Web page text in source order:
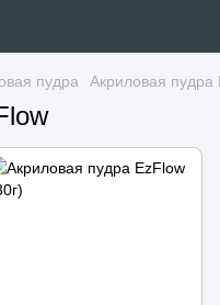
пудра Акриловая пудра